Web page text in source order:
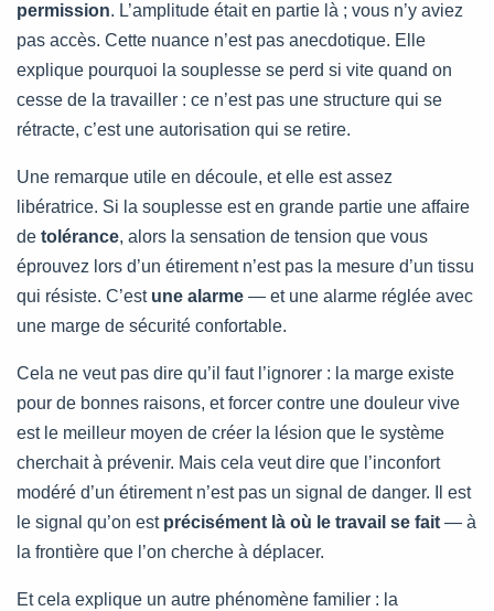
permission. L’amplitude était en partie là ; vous n’y aviez
pas accès. Cette nuance n’est pas anecdotique. Elle
explique pourquoi la souplesse se perd si vite quand on
cesse de la travailler : ce n’est pas une structure qui se
rétracte, c’est une autorisation qui se retire.
Une remarque utile en découle, et elle est assez
libératrice. Si la souplesse est en grande partie une affaire
de tolérance, alors la sensation de tension que vous
éprouvez lors d’un étirement n’est pas la mesure d’un tissu
qui résiste. C’est une alarme — et une alarme réglée avec
une marge de sécurité confortable.
Cela ne veut pas dire qu’il faut l’ignorer : la marge existe
pour de bonnes raisons, et forcer contre une douleur vive
est le meilleur moyen de créer la lésion que le système
cherchait à prévenir. Mais cela veut dire que l’inconfort
modéré d’un étirement n’est pas un signal de danger. Il est
le signal qu’on est précisément là où le travail se fait — à
la frontière que l’on cherche à déplacer.
Et cela explique un autre phénomène familier : la